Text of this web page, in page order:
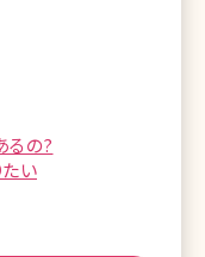
るの?
い